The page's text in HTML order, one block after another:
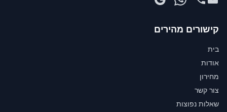
קישורים מהירים
בית
אודות
מחירון
צור קשר
שאלות נפוצות